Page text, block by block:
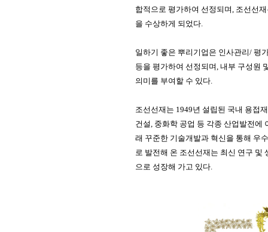
합적으로 평가하여 선정되며, 조선선
을 수상하게 되었다.
일하기 좋은 뿌리기업은 인사관리/ 평
등을 평가하여 선정되며, 내부 구성원
의미를 부여할 수 있다.
조선선재는 1949년 설립된 국내 용접
건설, 중화학 공업 등 각종 산업발전에
래 꾸준한 기술개발과 혁신을 통해 우
로 발전해 온 조선선재는 최신 연구 및
으로 성장해 가고 있다.